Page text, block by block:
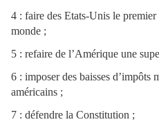
4 : faire des Etats-Unis le premier
monde ;
5 : refaire de l’Amérique une
6 : imposer des baisses d’impôts
américains ;
7 : défendre la Constitution ;